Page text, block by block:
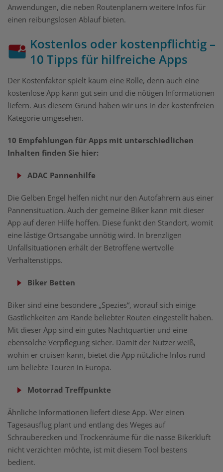
Anwendungen, die neben Routenplanern weitere Infos für
einen reibungslosen Ablauf bieten.
Kostenlos oder kostenpflichtig –
10 Tipps für hilfreiche Apps
Der Kostenfaktor spielt kaum eine Rolle, denn auch eine
kostenlose App kann gut sein und die nötigen Informationen
liefern. Aus diesem Grund haben wir uns in der kostenfreien
Kategorie umgesehen.
10 Empfehlungen für Apps mit unterschiedlichen
Inhalten finden Sie hier:
ADAC Pannenhilfe
Die Gelben Engel helfen nicht nur den Autofahrern aus einer
Pannensituation. Auch der gemeine Biker kann mit dieser
App auf deren Hilfe hoffen. Diese funkt den Standort, womit
eine lästige Ortsangabe unnötig wird. In brenzligen
Unfallsituationen erhält der Betroffene wertvolle
Verhaltenstipps.
Biker Betten
Biker sind eine besondere „Spezies“, worauf sich einige
Gastlichkeiten am Rande beliebter Routen eingestellt haben.
Mit dieser App sind ein gutes Nachtquartier und eine
ebensolche Verpflegung sicher. Damit der Nutzer weiß,
wohin er cruisen kann, bietet die App nützliche Infos rund
um beliebte Touren in Europa.
Motorrad Treffpunkte
Ähnliche Informationen liefert diese App. Wer einen
Tagesausflug plant und entlang des Weges auf
Schrauberecken und Trockenräume für die nasse Bikerkluft
nicht verzichten möchte, ist mit diesem Tool bestens
bedient.